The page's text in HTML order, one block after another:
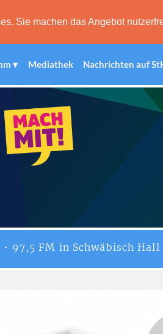
Sie machen das Angebot
Mediathek Nachrichten auf
97,5 FM in Schwäbisch